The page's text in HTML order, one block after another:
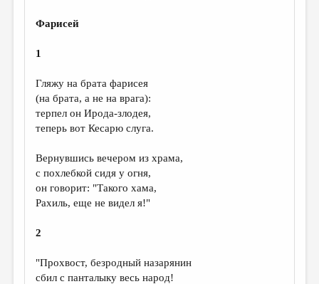
Фарисей
1
Гляжу на брата фарисея
(на брата, а не на врага):
терпел он Ирода-злодея,
теперь вот Кесарю слуга.
Вернувшись вечером из храма,
с похлебкой сидя у огня,
он говорит: "Такого хама,
Рахиль, еще не видел я!"
2
"Прохвост, безродный назарянин
сбил с панталыку весь народ!